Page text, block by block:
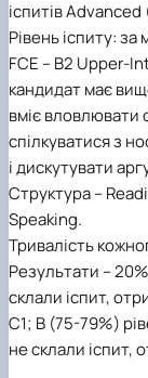
іспитів
Рівень іспиту:за
FCE – B2 Upper-
кандидат має
вміє вловлювати
спілкуватися з
і дискутувати
Структура–
Speaking.
Тривалість
Результати –
склали іспит,
C1; B (75-79%)
не склали іспит,